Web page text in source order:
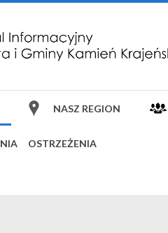
NASZ REGION
OSTRZEŻENIA